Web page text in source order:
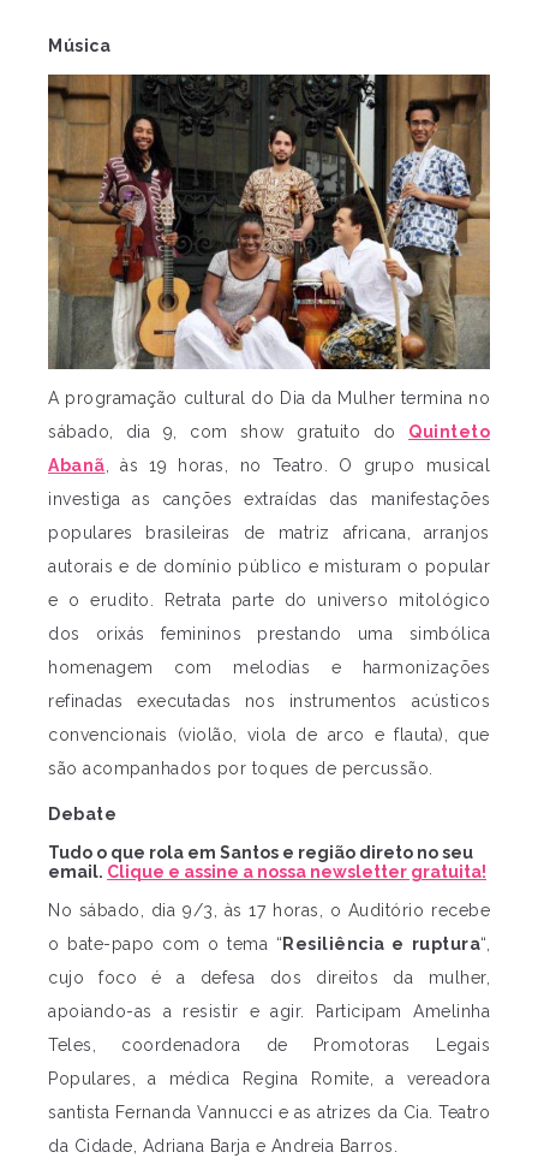
Música
A programação cultural do Dia da Mulher termina no
sábado, dia 9, com show gratuito do Quinteto
Abanã, às 19 horas, no Teatro. O grupo musical
investiga as canções extraídas das manifestações
populares brasileiras de matriz africana, arranjos
autorais e de domínio público e misturam o popular
e o erudito. Retrata parte do universo mitológico
dos orixás femininos prestando uma simbólica
homenagem com melodias e harmonizações
refinadas executadas nos instrumentos acústicos
convencionais (violão, viola de arco e flauta), que
são acompanhados por toques de percussão.
Debate
Tudo o que rola em Santos e região direto no seu
email. Clique e assine a nossa newsletter gratuita!
No sábado, dia 9/3, às 17 horas, o Auditório recebe
o bate-papo com o tema “ Resiliência e ruptura“,
cujo foco é a defesa dos direitos da mulher,
apoiando-as a resistir e agir. Participam Amelinha
Teles, coordenadora de Promotoras Legais
Populares, a médica Regina Romite, a vereadora
santista Fernanda Vannucci e as atrizes da Cia. Teatro
da Cidade, Adriana Barja e Andreia Barros.